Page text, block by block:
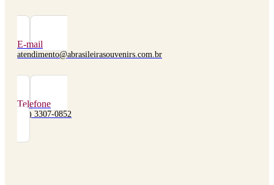
E-mail
atendimento@abrasileirasouvenirs.com.br
Telefone
(48) 3307-0852